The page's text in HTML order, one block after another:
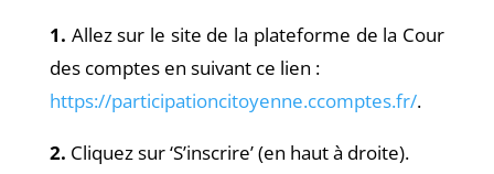
1. Allez sur le site de la plateforme de la Cour
des comptes en suivant ce lien :
https://participationcitoyenne.ccomptes.fr/.
2. Cliquez sur ‘S’inscrire’ (en haut à droite).